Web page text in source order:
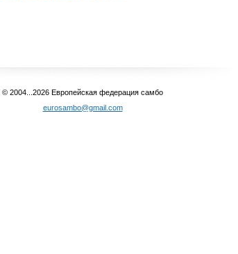
© 2004...2026 Европейская федерация самбо
eurosambo@gmail.com